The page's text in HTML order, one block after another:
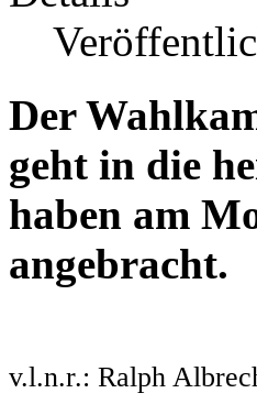
Der
geht in die
haben am
angebracht.
v.l.n.r.: Ralph